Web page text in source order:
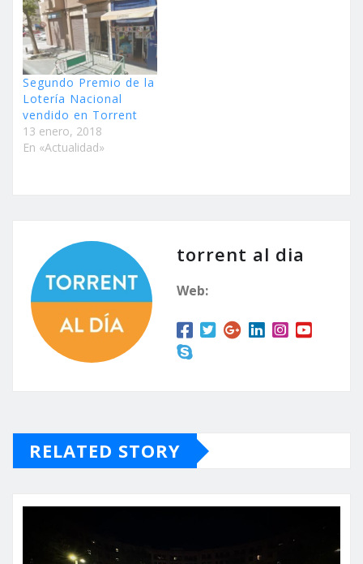
Segundo Premio de la
Lotería Nacional
vendido en Torrent
13 enero, 2018
En «Actualidad»
torrent al dia
Web:
RELATED STORY